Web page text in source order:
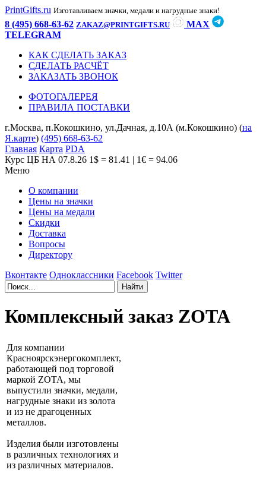
PrintGifts.ru Изготавливаем значки, медали и нагрудные знаки!
8 (495) 668-63-62 ZAKAZ@PRINTGIFTS.RU
MAX
TELEGRAM
КАК СДЕЛАТЬ ЗАКАЗ
СДЕЛАТЬ РАСЧЁТ
ЗАКАЗАТЬ ЗВОНОК
ФОТОГАЛЕРЕЯ
ПРАВИЛА ПОСТАВКИ
г.Москва, п.Кокошкино, ул.Дачная, д.10А (м.Кокошкино) (на
Я.карте) (495) 668-63-62
Главная Карта PDA
Курс ЦБ НА 07.8.26 1$ = 81.41 | 1€ = 94.06
Меню
О компании
Цены на значки
Цены на медали
Скидки
Доставка
Вопросы
Директору
Вконтакте Одноклассники Facebook Twitter
Комплексный заказ ZOTA
Для компании
Красноярскэнергокомплект,
работающей под торговой
маркой ZOTA, мы
выпустили значки, медали,
нагрудные знаки из золота
и из не драгоценных
металлов.
Изделия были изготовлены
в различных технологиях и
из различных материалов.